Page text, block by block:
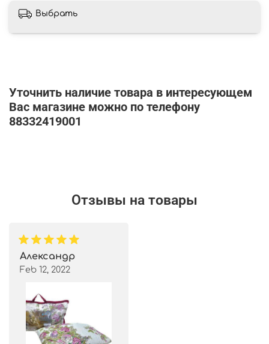
Выбрать
Уточнить наличие товара в интересующем
Вас магазине можно по телефону
88332419001
Отзывы на товары
Александр
Feb 12, 2022